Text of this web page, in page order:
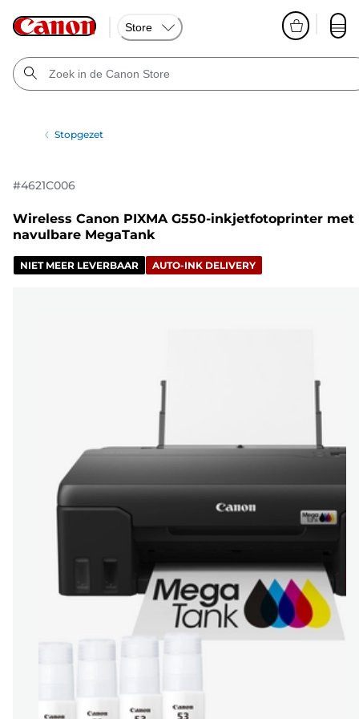
Store
Stopgezet
#4621C006
Wireless Canon PIXMA G550-inkjetfotoprinter met
navulbare MegaTank
NIET MEER LEVERBAAR AUTO-INK DELIVERY